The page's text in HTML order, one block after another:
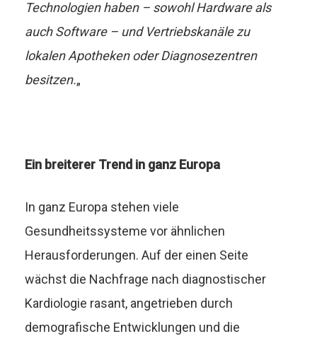
Technologien haben – sowohl Hardware als
auch Software – und Vertriebskanäle zu
lokalen Apotheken oder Diagnosezentren
besitzen.„
Ein breiterer Trend in ganz Europa
In ganz Europa stehen viele
Gesundheitssysteme vor ähnlichen
Herausforderungen. Auf der einen Seite
wächst die Nachfrage nach diagnostischer
Kardiologie rasant, angetrieben durch
demografische Entwicklungen und die